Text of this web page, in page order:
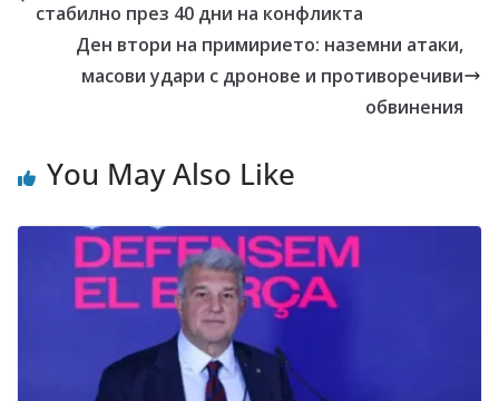
стабилно през 40 дни на конфликта
Ден втори на примирието: наземни атаки,
масови удари с дронове и противоречиви
обвинения
You May Also Like